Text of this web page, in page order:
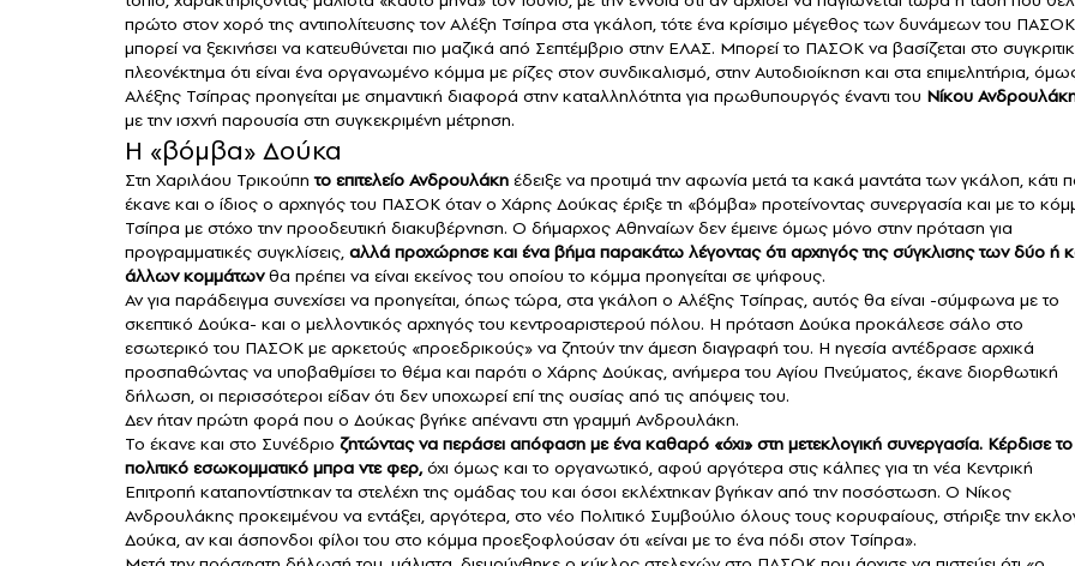
πρώτο στον χορό της αντιπολίτευσης τον Αλέξη Τσίπρα στα γκάλοπ, τότε ένα κρίσιμο μέγεθος των δυνάμεων του ΠΑΣΟΚ
μπορεί να ξεκινήσει να κατευθύνεται πιο μαζικά από Σεπτέμβριο στην ΕΛΑΣ. Μπορεί το ΠΑΣΟΚ να βασίζεται στο
πλεονέκτημα ότι είναι ένα οργανωμένο κόμμα με ρίζες στον συνδικαλισμό, στην Αυτοδιοίκηση και στα επιμελητήρια,
Αλέξης Τσίπρας προηγείται με σημαντική διαφορά στην καταλληλότητα για πρωθυπουργός έναντι του Νίκου
με την ισχνή παρουσία στη συγκεκριμένη μέτρηση.
Η «βόμβα» Δούκα
Στη Χαριλάου Τρικούπητο επιτελείο Ανδρουλάκη έδειξε να προτιμά την αφωνία μετά τα κακά μαντάτα των γκάλοπ, κάτι
έκανε και ο ίδιος ο αρχηγός του ΠΑΣΟΚ όταν ο Χάρης Δούκας έριξε τη «βόμβα» προτείνοντας συνεργασία και με το
Τσίπρα με στόχο την προοδευτική διακυβέρνηση. Ο δήμαρχος Αθηναίων δεν έμεινε όμως μόνο στην πρόταση για
προγραμματικές συγκλίσεις, αλλά προχώρησε και ένα βήμα παρακάτω λέγοντας ότι αρχηγός της σύγκλισης των δύο ή
άλλων κομμάτωνθα πρέπει να είναι εκείνος του οποίου το κόμμα προηγείται σε ψήφους.
Αν για παράδειγμα συνεχίσει να προηγείται, όπως τώρα, στα γκάλοπ ο Αλέξης Τσίπρας, αυτός θα είναι -σύμφωνα με το
σκεπτικό Δούκα- και ο μελλοντικός αρχηγός του κεντροαριστερού πόλου. Η πρόταση Δούκα προκάλεσε σάλο στο
εσωτερικό του ΠΑΣΟΚ με αρκετούς «προεδρικούς» να ζητούν την άμεση διαγραφή του. Η ηγεσία αντέδρασε αρχικά
προσπαθώντας να υποβαθμίσει το θέμα και παρότι ο Χάρης Δούκας, ανήμερα του Αγίου Πνεύματος, έκανε διορθωτική
δήλωση, οι περισσότεροι είδαν ότι δεν υποχωρεί επί της ουσίας από τις απόψεις του.
Δεν ήταν πρώτη φορά που ο Δούκας βγήκε απέναντι στη γραμμή Ανδρουλάκη.
Το έκανε και στο Συνέδριο ζητώντας να περάσει απόφαση με ένα καθαρό «όχι» στη μετεκλογική συνεργασία. Κέρδισε το
πολιτικό εσωκομματικό μπρα ντε φερ,όχι όμως και το οργανωτικό, αφού αργότερα στις κάλπες για τη νέα Κεντρική
Επιτροπή καταποντίστηκαν τα στελέχη της ομάδας του και όσοι εκλέχτηκαν βγήκαν από την ποσόστωση. Ο Νίκος
Ανδρουλάκης προκειμένου να εντάξει, αργότερα, στο νέο Πολιτικό Συμβούλιο όλους τους κορυφαίους, στήριξε την
Δούκα, αν και άσπονδοι φίλοι του στο κόμμα προεξοφλούσαν ότι «είναι με το ένα πόδι στον Τσίπρα».